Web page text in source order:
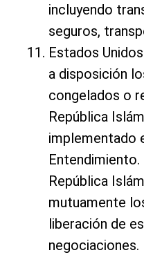
incluyendo
seguros,
Estados
a disposición
congelados o
República
implementado
Entendimiento.
República
mutuamente
liberación de
negociaciones.